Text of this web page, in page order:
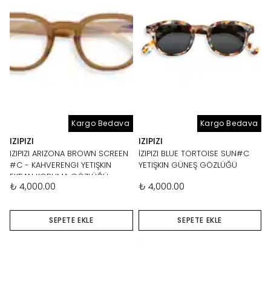
Kargo Bedava
IZIPIZI
IZIPIZI ARIZONA BROWN SCREEN
#C - KAHVERENGI YETIŞKIN
EKRAN KORUMA GÖZLÜĞÜ
₺ 4,000.00
SEPETE EKLE
Kargo Bedava
IZIPIZI
İZIPIZI BLUE TORTOISE SUN#C
YETIŞKIN GÜNEŞ GÖZLÜĞÜ
₺ 4,000.00
SEPETE EKLE